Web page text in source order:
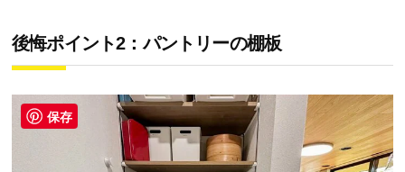
後悔ポイント2：パントリーの棚板
保存